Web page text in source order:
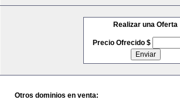
Realizar una Oferta
Precio Ofrecido $
Otros dominios en venta: